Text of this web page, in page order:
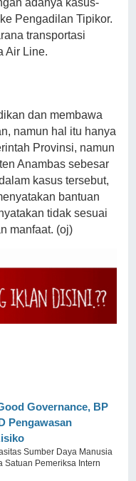
adanya kasus-
Pengadilan Tipikor.
transportasi
Air Line.
dan membawa
namun hal itu hanya
Provinsi, namun
Anambas sebesar
kasus tersebut,
bantuan
tidak sesuai
manfaat. (oj)
Governance, BP
Pengawasan
Sumber Daya Manusia
Satuan Pemeriksa Intern